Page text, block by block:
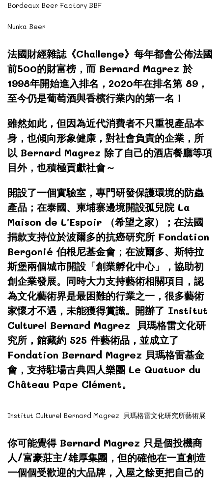
Bordeaux Beer Factory BBF
Nunka Beer
法國財經雜誌《Challenge》每年都會公佈法國
前500的財富榜，而 Bernard Magrez 於
1998年開始進入排名，2020年在排名第 89，
至今仍是葡萄酒與香檳行業內的第一名！
雖然如此，但因為近代消費者不只重視產品本
身，也傾向形象健康，對社會負責的企業，所
以 Bernard Magrez 除了自己的酒店餐廳等項
目外，也積極貢獻社會～
開設了一個實驗室，專門研發保護環境的防蟲
產品；在泰國、柬埔寨邊境開設孤兒院 La
Maison de L’Espoir （希望之家）；在法國
捐款支持位於波爾多的抗癌研究所 Fondation
Bergonié 伯根尼基金會；在波爾多、斯特拉
斯堡兩個城市開設「創業孵化中心」，協助初
創企業發展。同時大力支持藝術相關項目，認
為文化藝術界是最困難的行業之一，很多藝術
家懷才不遇，未能獲得賞識。開辦了 Institut
Culturel Bernard Magrez 貝瑪格雷文化研
究所，館藏約 525 件藝術品，並成立了
Fondation Bernard Magrez 貝瑪格雷基金
會，支持駐場古典四人樂團 Le Quatuor du
Château Pape Clément。
Institut Culturel Bernard Magrez 貝瑪格雷文化研究所藝術展
你可能覺得 Bernard Magrez 只是個投機商
人/富豪莊主/雄厚集團，但的確他在一直創造
一個個受歡迎的大品牌，入屋之餘更把自己的